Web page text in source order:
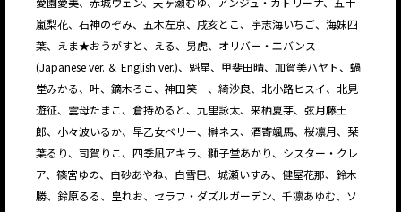
嵐梨花、石神のぞみ、五木左京、戌亥とこ、宇志海いちご、海妹四
葉、えま★おうがすと、える、男虎、オリバー・エバンス
(Japanese ver. ＆ English ver.)、魁星、甲斐田晴、加賀美ハヤト、蝸
堂みかる、叶、鏑木ろこ、神田笑一、綺沙良、北小路ヒスイ、北見
遊征、雲母たまこ、倉持めると、九里詠太、来栖夏芽、弦月藤士
郎、小々波いるか、早乙女ベリー、榊ネス、酒寄颯馬、桜凛月、栞
葉るり、司賀りこ、四季凪アキラ、獅子堂あかり、シスター・クレ
ア、篠宮ゆの、白砂あやね、白雪巴、城瀬いすみ、健屋花那、鈴木
勝、鈴原るる、皇れお、セラフ・ダズルガーデン、千凛あゆむ、ソ